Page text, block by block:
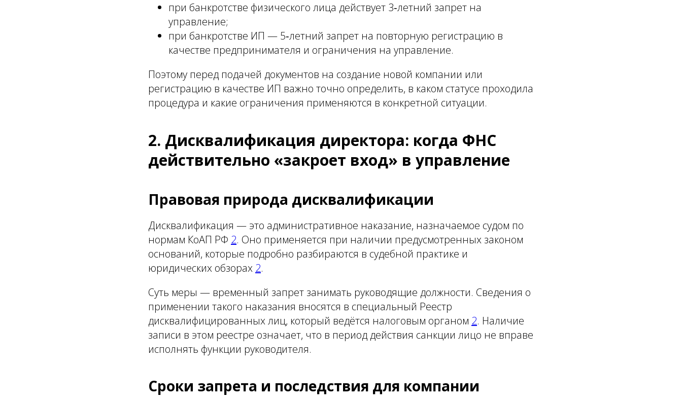
при банкротстве физического лица действует 3‑летний запрет на
управление;
при банкротстве ИП — 5‑летний запрет на повторную регистрацию в
качестве предпринимателя и ограничения на управление.
Поэтому перед подачей документов на создание новой компании или
регистрацию в качестве ИП важно точно определить, в каком статусе проходила
процедура и какие ограничения применяются в конкретной ситуации.
2. Дисквалификация директора: когда ФНС
действительно «закроет вход» в управление
Правовая природа дисквалификации
Дисквалификация — это административное наказание, назначаемое судом по
нормам КоАП РФ 2. Оно применяется при наличии предусмотренных законом
оснований, которые подробно разбираются в судебной практике и
юридических обзорах 2.
Суть меры — временный запрет занимать руководящие должности. Сведения о
применении такого наказания вносятся в специальный Реестр
дисквалифицированных лиц, который ведётся налоговым органом 2. Наличие
записи в этом реестре означает, что в период действия санкции лицо не вправе
исполнять функции руководителя.
Сроки запрета и последствия для компании